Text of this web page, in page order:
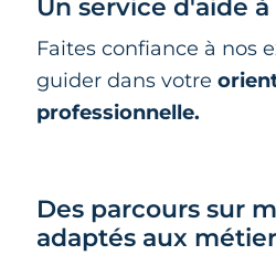
Un service d'aide
Faites confiance à nos
guider dans votre
professionnelle.
Des parcours sur
adaptés aux